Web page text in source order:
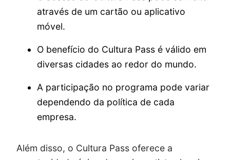
através de um cartão ou aplicativo
móvel.
O benefício do Cultura Pass é válido em
diversas cidades ao redor do mundo.
A participação no programa pode variar
dependendo da política de cada
empresa.
Além disso, o Cultura Pass oferece a